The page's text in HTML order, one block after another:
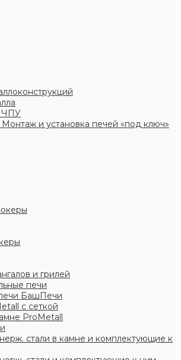
ЧПУ
и установка печей «под ключ»
и грилей
печи
БашПечи
с сеткой
ProMetall
стали в камне и комплектующие к